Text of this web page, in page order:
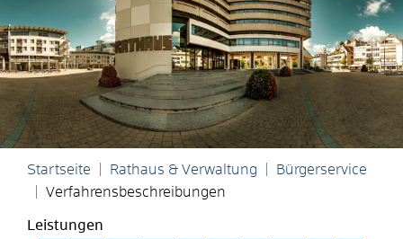
Startseite Rathaus & Verwaltung
Bürgerservice
Verfahrensbeschreibungen
Leistungen